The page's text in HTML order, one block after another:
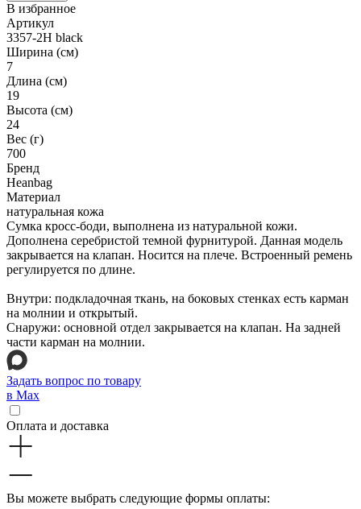
В избранное
Артикул
3357-2H black
Ширина (см)
7
Длина (см)
19
Высота (см)
24
Вес (г)
700
Бренд
Heanbag
Материал
натуральная кожа
Сумка кросс-боди, выполнена из натуральной кожи.
Дополнена серебристой темной фурнитурой. Данная модель
закрывается на клапан. Носится на плече. Встроенный ремень
регулируется по длине.
Внутри: подкладочная ткань, на боковых стенках есть карман
на молнии и открытый.
Снаружи: основной отдел закрывается на клапан. На задней
части карман на молнии.
Задать вопрос по товару
в Max
Оплата и доставка
Вы можете выбрать следующие формы оплаты: